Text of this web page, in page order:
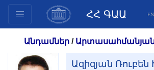
ՀՀ ԳԱԱ
անդամներ
Անդամներ /
Ազիզյան Ռուբեն